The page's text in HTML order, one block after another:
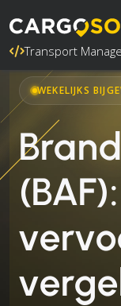
Transport
WEKELIJKS